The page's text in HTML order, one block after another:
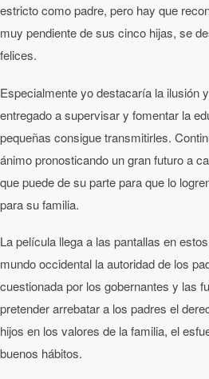
estricto como padre, pero hay que
muy pendiente de sus cinco hijas, se
felices.
Especialmente yo destacaría la ilusión
entregado a supervisar y fomentar la
pequeñas consigue transmitirles.
ánimo pronosticando un gran futuro a
que puede de su parte para que lo
para su familia.
La película llega a las pantallas en
mundo occidental la autoridad de los
cuestionada por los gobernantes y las
pretender arrebatar a los padres el
hijos en los valores de la familia, el
buenos hábitos.